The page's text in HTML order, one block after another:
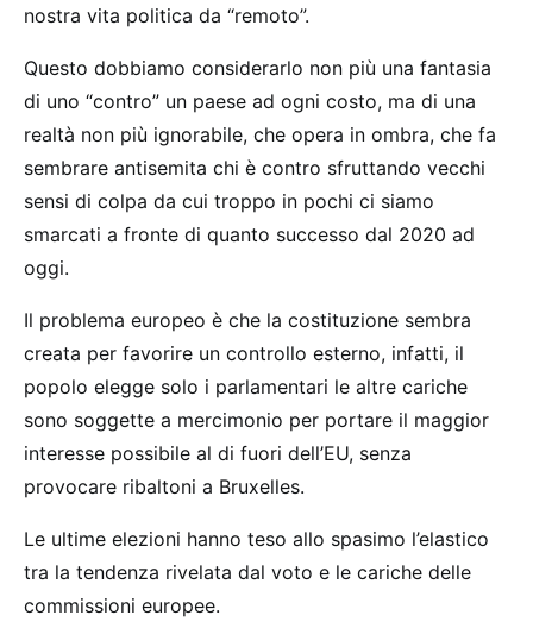
nostra vita politica da “remoto”.
Questo dobbiamo considerarlo non più una fantasia
di uno “contro” un paese ad ogni costo, ma di una
realtà non più ignorabile, che opera in ombra, che fa
sembrare antisemita chi è contro sfruttando vecchi
sensi di colpa da cui troppo in pochi ci siamo
smarcati a fronte di quanto successo dal 2020 ad
oggi.
Il problema europeo è che la costituzione sembra
creata per favorire un controllo esterno, infatti, il
popolo elegge solo i parlamentari le altre cariche
sono soggette a mercimonio per portare il maggior
interesse possibile al di fuori dell’EU, senza
provocare ribaltoni a Bruxelles.
Le ultime elezioni hanno teso allo spasimo l’elastico
tra la tendenza rivelata dal voto e le cariche delle
commissioni europee.